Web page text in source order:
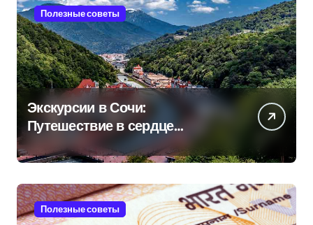
Полезные советы
Экскурсии в Сочи:
Путешествие в сердце
Черноморского курорта
Полезные советы